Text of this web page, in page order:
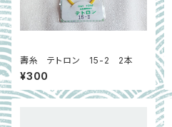
壽糸 テトロン 15-2 2本
¥300